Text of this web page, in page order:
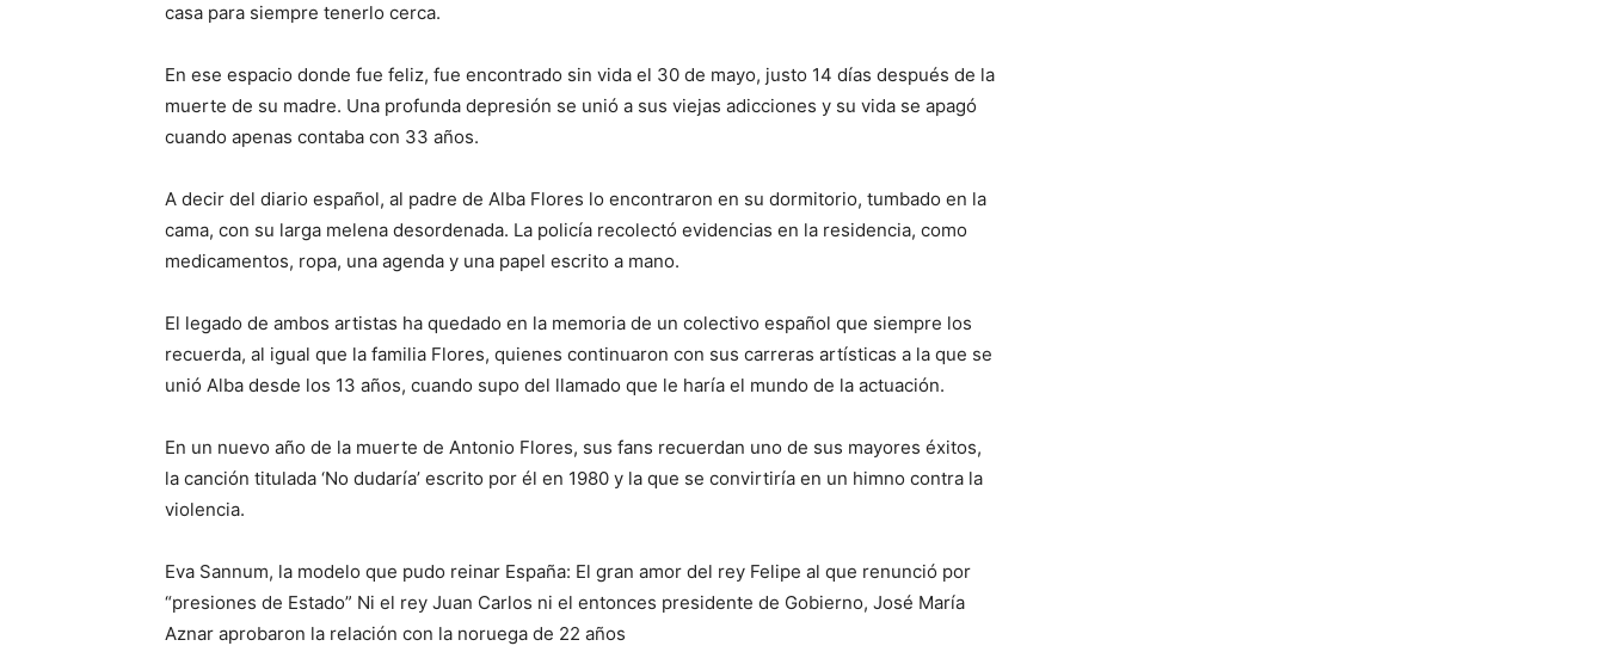
casa para siempre tenerlo cerca.
En ese espacio donde fue feliz, fue encontrado sin vida el 30 de mayo, justo 14 días después de la
muerte de su madre. Una profunda depresión se unió a sus viejas adicciones y su vida se apagó
cuando apenas contaba con 33 años.
A decir del diario español, al padre de Alba Flores lo encontraron en su dormitorio, tumbado en la
cama, con su larga melena desordenada. La policía recolectó evidencias en la residencia, como
medicamentos, ropa, una agenda y una papel escrito a mano.
El legado de ambos artistas ha quedado en la memoria de un colectivo español que siempre los
recuerda, al igual que la familia Flores, quienes continuaron con sus carreras artísticas a la que se
unió Alba desde los 13 años, cuando supo del llamado que le haría el mundo de la actuación.
En un nuevo año de la muerte de Antonio Flores, sus fans recuerdan uno de sus mayores éxitos,
la canción titulada ‘No dudaría’ escrito por él en 1980 y la que se convirtiría en un himno contra la
violencia.
Eva Sannum, la modelo que pudo reinar España: El gran amor del rey Felipe al que renunció por
“presiones de Estado” Ni el rey Juan Carlos ni el entonces presidente de Gobierno, José María
Aznar aprobaron la relación con la noruega de 22 años